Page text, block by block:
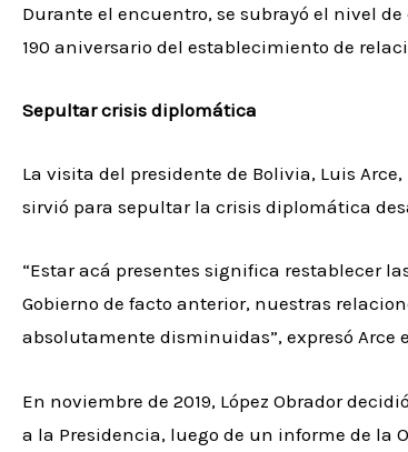
Durante el encuentro, se subrayó el nivel
190 aniversario del establecimiento de
Sepultar crisis diplomática
La visita del presidente de Bolivia, Luis
sirvió para sepultar la crisis diplomática
“Estar acá presentes significa restablecer
Gobierno de facto anterior, nuestras
absolutamente disminuidas”, expresó
En noviembre de 2019, López Obrador
a la Presidencia, luego de un informe de la